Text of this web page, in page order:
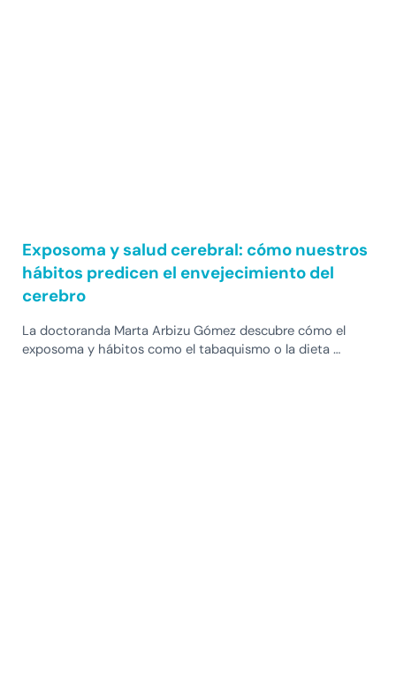
Exposoma y salud cerebral: cómo nuestros
hábitos predicen el envejecimiento del
cerebro
La doctoranda Marta Arbizu Gómez descubre cómo el
exposoma y hábitos como el tabaquismo o la dieta …